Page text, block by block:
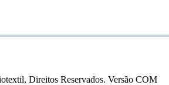
Direitos Reservados. Versão COM